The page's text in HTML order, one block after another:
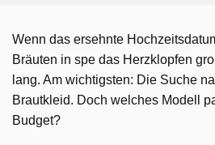
Wenn das ersehnte
Bräuten in spe das Herzklopfen
lang. Am wichtigsten: Die Suche
Brautkleid. Doch welches Modell
Budget?